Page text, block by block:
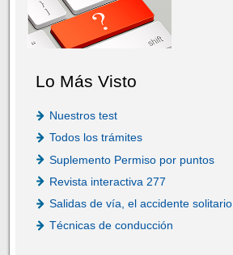
Lo Más Visto
Nuestros test
Todos los trámites
Suplemento Permiso por puntos
Revista interactiva 277
Salidas de vía, el accidente solitario
Técnicas de conducción